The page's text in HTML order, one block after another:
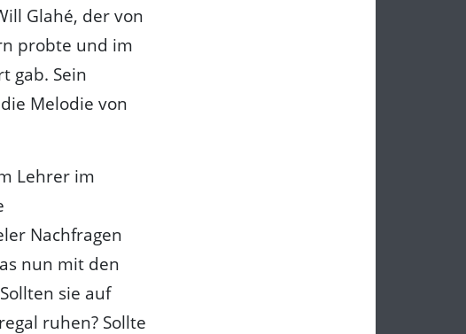
Glahé, der von
probte und im
gab. Sein
Melodie von
Lehrer im
Nachfragen
nun mit den
sie auf
ruhen? Sollte